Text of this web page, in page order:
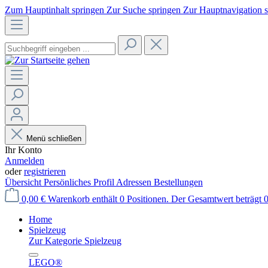
Zum Hauptinhalt springen Zur Suche springen Zur Hauptnavigation
Menü schließen
Ihr Konto
Anmelden
oderregistrieren
Übersicht Persönliches Profil Adressen Bestellungen
0,00 € Warenkorb enthält 0 Positionen. Der Gesamtwert beträgt
Home
Spielzeug
Zur Kategorie Spielzeug
LEGO®